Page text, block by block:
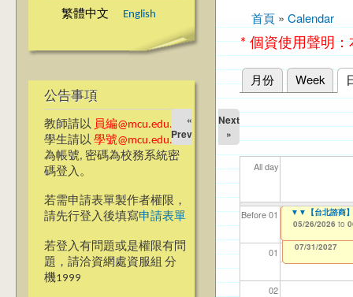
繁體中文 English
公告事項
教師請以 員編@mcu.edu.tw
學生請以 學號@mcu.edu.tw
為帳號, 密碼為校務系統密
碼登入。
若需申請表單製作者權限，
請先行登入後填寫申請表單
若登入有問題或是權限有問
題，請洽資網處資服組 分
機1999
您在這裡
首頁 » Calendar
* 個資使用聲明
主要索引標籤
月份 Week
«
Prev
Next
»
All day
Before 01
01
02
【資網處】
整合系統～表單
12/31/2027
【財務處】工讀
11/12/2021 to
【財務處】漏打
錄
07/31/2027
114
04/
114
02/
114
03/
【學
07/
教務
11/
商品
11/
【教學暨學習資
05/18/2026 to
▼▼【台北諮商
05/26/2026 to